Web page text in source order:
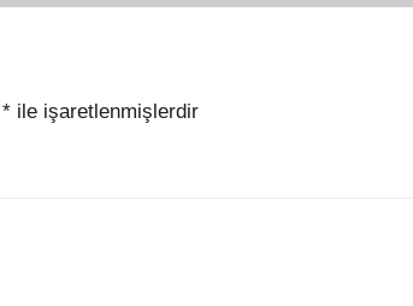
* ile işaretlenmişlerdir